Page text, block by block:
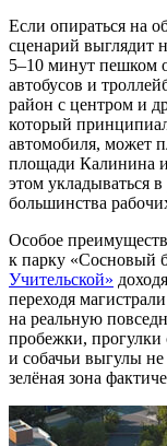
Если опираться на
сценарий выглядит
5–10 минут пешком
автобусов и
район с центром и
который
автомобиля, может
площади Калинина
этом укладываться
большинства
Особое
к парку «Сосновый
Учительской»
переходя
на реальную
пробежки, прогулки
и собачьи выгулы
зелёная зона